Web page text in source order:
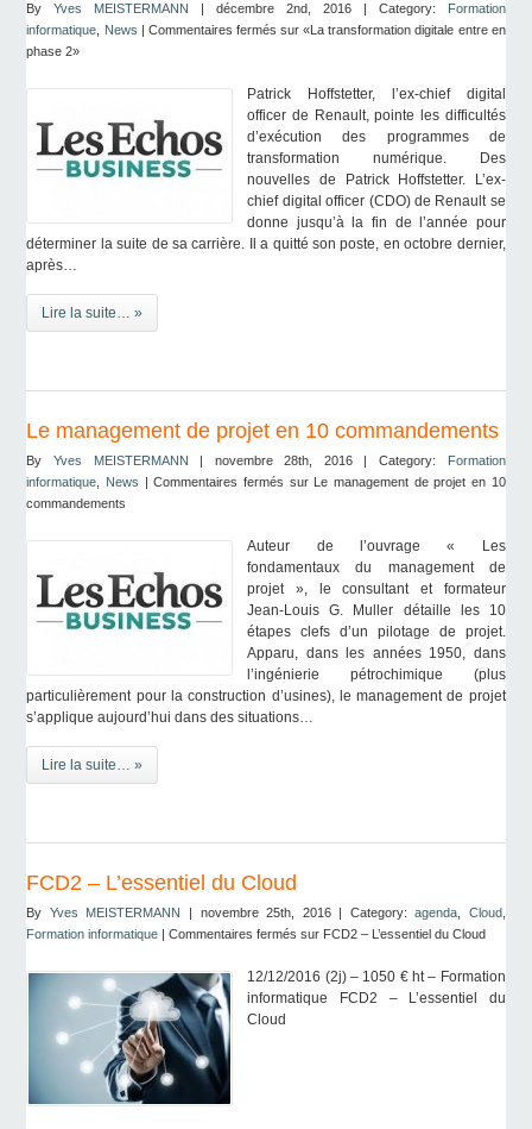
ByYves MEISTERMANN | décembre 2nd, 2016 | Category:
Formation
informatique
News | Commentaires fermés sur «La transformation digitale entre en
phase 2»
Patrick Hoffstetter, l’ex-chief digital
officer de Renault, pointe les difficultés
d’exécution des programmes de
transformation numérique. Des
nouvelles de Patrick Hoffstetter. L’ex-
chief digital officer (CDO) de Renault se
donne jusqu’à la fin de l’année pour
déterminer la suite de sa carrière. Il a quitté son poste, en octobre dernier,
après…
Lire la suite… »
Le management de projet en 10 commandements
By Yves MEISTERMANN | novembre 28th, 2016 | Category:
Formation
informatique
News |Commentaires fermés sur Le management de projet en 10
commandements
Auteur de l’ouvrage « Les
fondamentaux du management de
projet », le consultant et formateur
Jean-Louis G. Muller détaille les 10
étapes clefs d’un pilotage de projet.
Apparu, dans les années 1950, dans
l’ingénierie pétrochimique (plus
particulièrement pour la construction d’usines), le management de projet
s’applique aujourd’hui dans des situations…
Lire la suite… »
FCD2 – L’essentiel du Cloud
By Yves MEISTERMANN | novembre 25th, 2016 | Category:agenda Cloud,
Formation informatique |Commentaires fermés sur FCD2 – L’essentiel du Cloud
12/12/2016 (2j) – 1050 € ht – Formation
informatique FCD2 – L’essentiel du
Cloud